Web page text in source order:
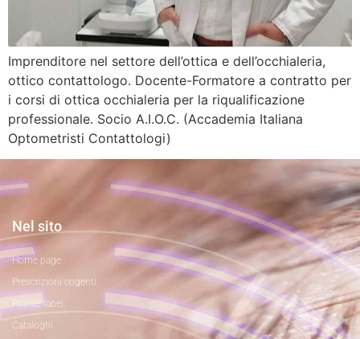
Imprenditore nel settore dell’ottica e dell’occhialeria,
ottico contattologo. Docente-Formatore a contratto per
i corsi di ottica occhialeria per la riqualificazione
professionale. Socio A.I.O.C. (Accademia Italiana
Optometristi Contattologi)
Nel sito
Home page
Prescrizioni cogenti
Private label
Cataloghi